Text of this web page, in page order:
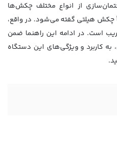
از انواع مختلف چکش‌ها
چکش هیلتی گفته می‌شود. در واقع،
است. در ادامه این راهنما ضمن
کاربرد و ویژگی‌های این دستگاه